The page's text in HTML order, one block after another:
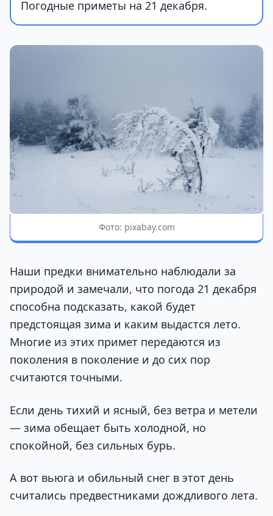
Погодные приметы на 21 декабря.
Фото: pixabay.com
Наши предки внимательно наблюдали за
природой и замечали, что погода 21 декабря
способна подсказать, какой будет
предстоящая зима и каким выдастся лето.
Многие из этих примет передаются из
поколения в поколение и до сих пор
считаются точными.
Если день тихий и ясный, без ветра и метели
— зима обещает быть холодной, но
спокойной, без сильных бурь.
А вот вьюга и обильный снег в этот день
считались предвестниками дождливого лета.